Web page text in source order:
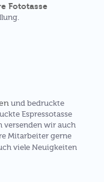
Fototasse
und bedruckte
Espressotasse
versenden wir auch
Mitarbeiter gerne
viele Neuigkeiten